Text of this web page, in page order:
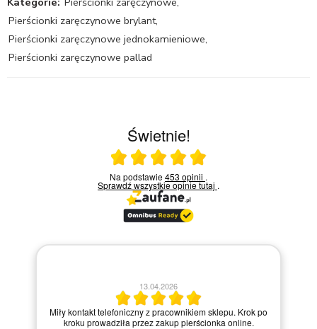
Pierścionki zaręczynowe brylant,
Pierścionki zaręczynowe jednokamieniowe,
Pierścionki zaręczynowe pallad
Świetnie!
Ocena średnia 5 na 5
Na podstawie453 opinii .
Sprawdź wszystkie opinietutaj .
13.04.2026
Miły kontakt telefoniczny z pracownikiem sklepu. Krok po
kroku prowadziła przez zakup pierścionka online.